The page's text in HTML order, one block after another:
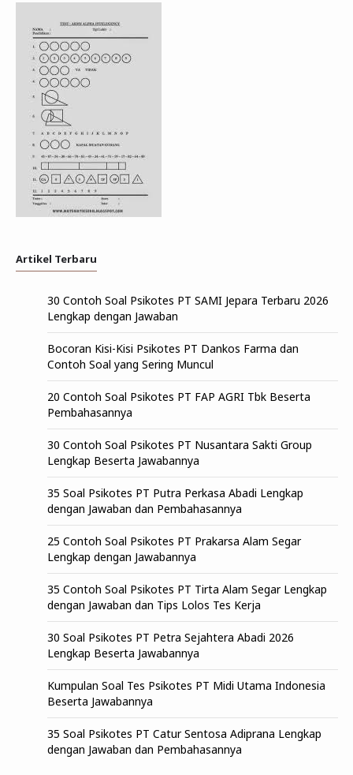
Artikel Terbaru
30 Contoh Soal Psikotes PT SAMI Jepara Terbaru 2026
Lengkap dengan Jawaban
Bocoran Kisi-Kisi Psikotes PT Dankos Farma dan
Contoh Soal yang Sering Muncul
20 Contoh Soal Psikotes PT FAP AGRI Tbk Beserta
Pembahasannya
30 Contoh Soal Psikotes PT Nusantara Sakti Group
Lengkap Beserta Jawabannya
35 Soal Psikotes PT Putra Perkasa Abadi Lengkap
dengan Jawaban dan Pembahasannya
25 Contoh Soal Psikotes PT Prakarsa Alam Segar
Lengkap dengan Jawabannya
35 Contoh Soal Psikotes PT Tirta Alam Segar Lengkap
dengan Jawaban dan Tips Lolos Tes Kerja
30 Soal Psikotes PT Petra Sejahtera Abadi 2026
Lengkap Beserta Jawabannya
Kumpulan Soal Tes Psikotes PT Midi Utama Indonesia
Beserta Jawabannya
35 Soal Psikotes PT Catur Sentosa Adiprana Lengkap
dengan Jawaban dan Pembahasannya